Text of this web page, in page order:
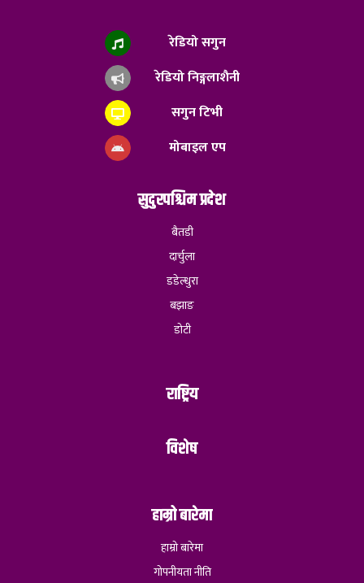
रेडियो सगुन
रेडियो निङ्गलाशैनी
सगुन टिभी
मोबाइल एप
सुदुरपश्चिम प्रदेश
बैतडी
दार्चुला
डडेल्धुरा
बझाङ
डोटी
राष्ट्रिय
विशेष
हाम्रो बारेमा
हाम्रो बारेमा
गोपनीयता नीति